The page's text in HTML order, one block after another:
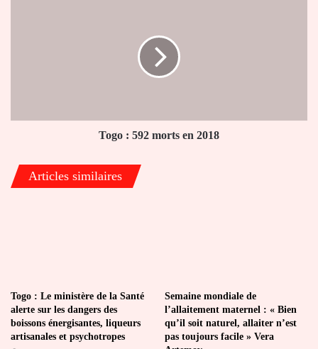
Togo : 592 morts en 2018
Articles similaires
Togo : Le ministère de la Santé
alerte sur les dangers des
boissons énergisantes, liqueurs
artisanales et psychotropes
Semaine mondiale de
l’allaitement maternel : « Bien
qu’il soit naturel, allaiter n’est
pas toujours facile » Vera